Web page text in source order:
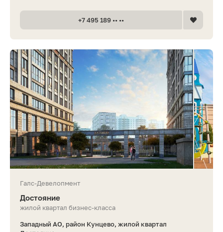
+7 495 189 •• ••
Галс-Девелопмент
Достояние
жилой квартал бизнес-класса
Западный АО, район Кунцево, жилой квартал